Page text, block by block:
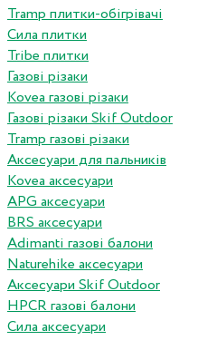
Tramp плитки-обігрівачі
Сила плитки
Tribe плитки
Газові різаки
Kovea газові різаки
Газові різаки Skif Outdoor
Tramp газові різаки
Аксесуари для пальників
Kovea аксесуари
APG аксесуари
BRS аксесуари
Adimanti газові балони
Naturehike аксесуари
Аксесуари Skif Outdoor
HPCR газові балони
Сила аксесуари